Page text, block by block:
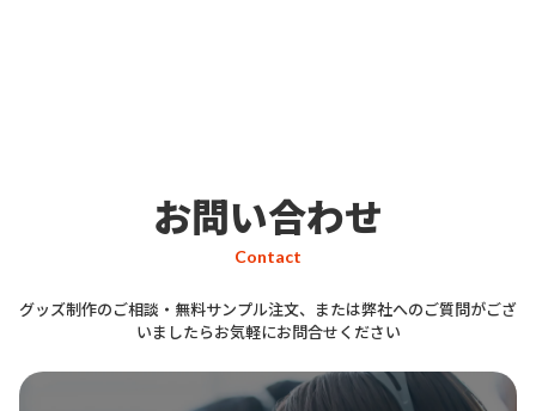
お問い合わせ
Contact
グッズ制作のご相談・無料サンプル注文、または弊社へのご質問がござ
いましたらお気軽にお問合せください